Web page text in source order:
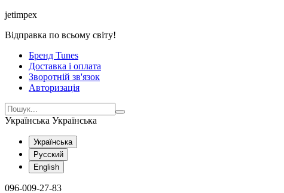
jetimpex
Відправка по всьому світу!
Бренд Tunes
Доставка і оплата
Зворотній зв'язок
Авторизація
Українська Українська
Українська
Русский
English
096-009-27-83